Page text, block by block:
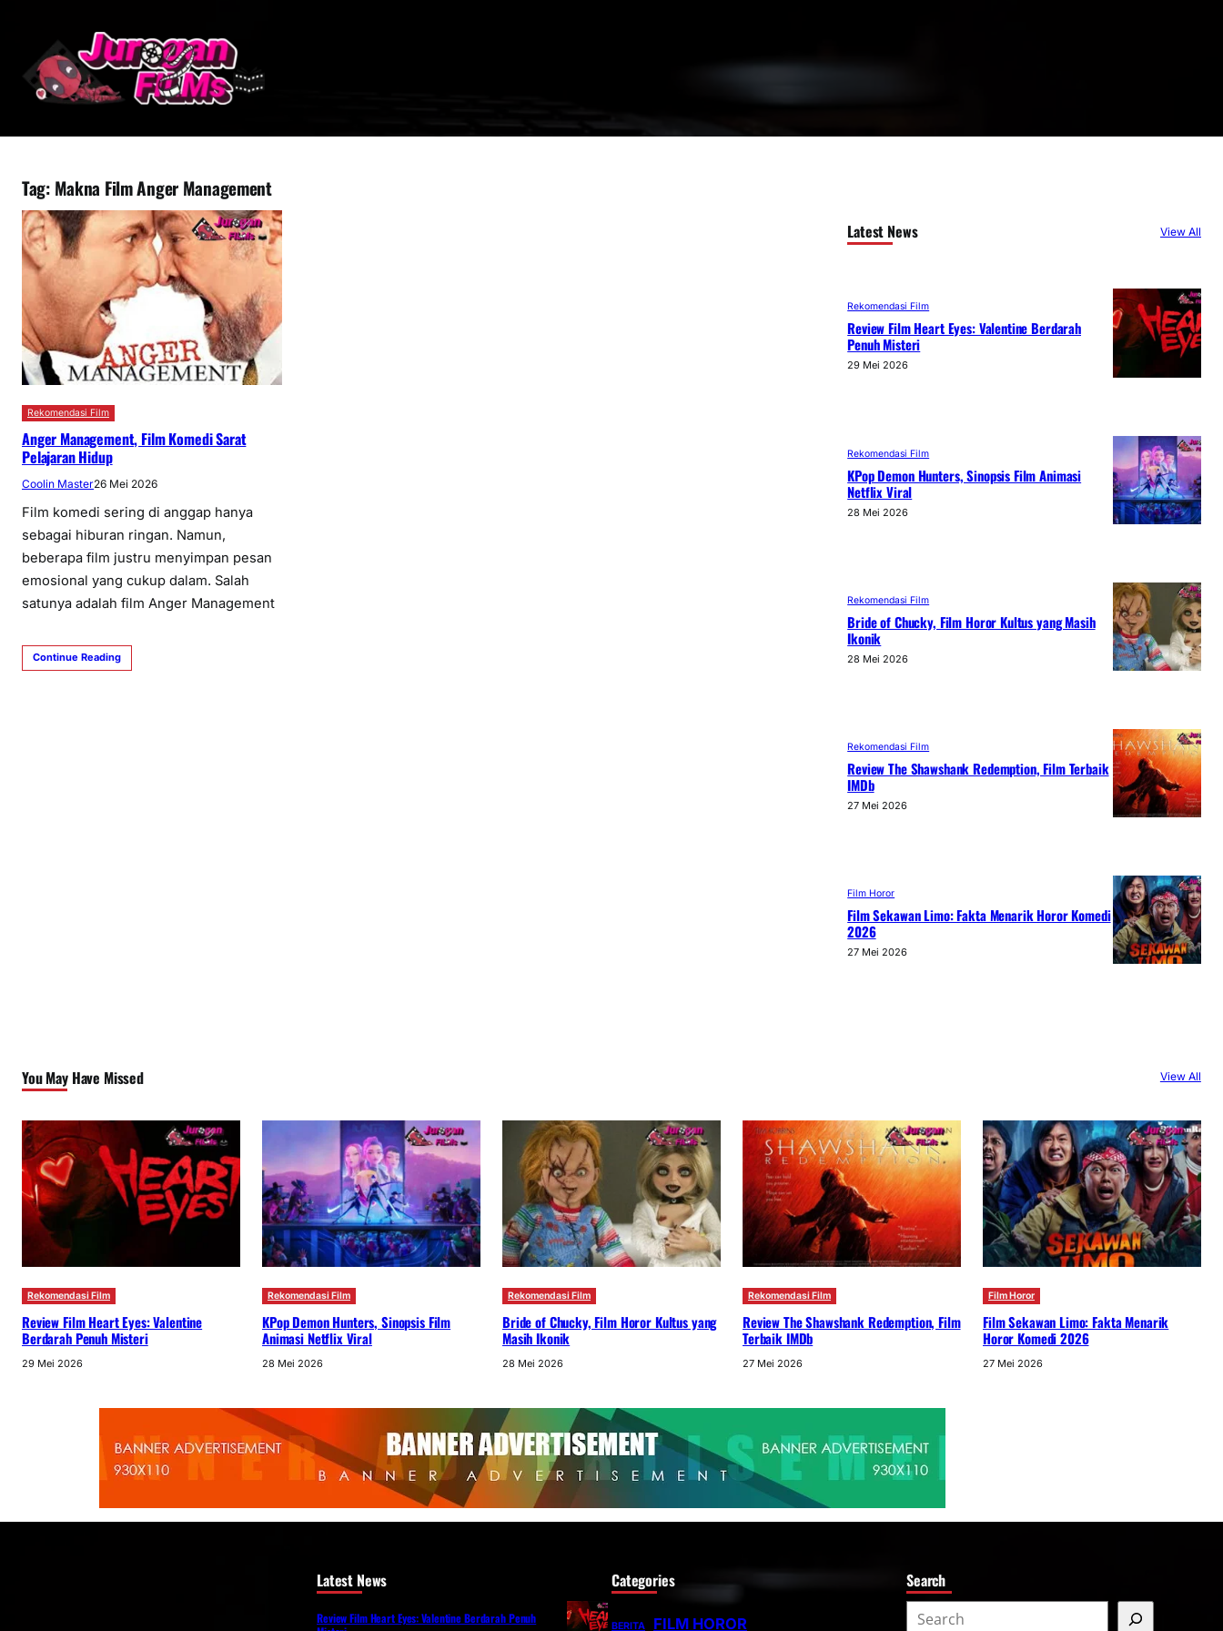
konten
Tag: Makna Film Anger Management
Rekomendasi Film
Anger Management, Film Komedi Sarat
Pelajaran Hidup
Coolin Master26 Mei 2026
Film komedi sering di anggap hanya
sebagai hiburan ringan. Namun,
beberapa film justru menyimpan pesan
emosional yang cukup dalam. Salah
satunya adalah film Anger Management
Continue Reading
Latest News View All
Rekomendasi Film
Review Film Heart Eyes: Valentine Berdarah
Penuh Misteri
29 Mei 2026
Rekomendasi Film
KPop Demon Hunters, Sinopsis Film Animasi
Netflix Viral
28 Mei 2026
Rekomendasi Film
Bride of Chucky, Film Horor Kultus yang Masih
Ikonik
28 Mei 2026
Rekomendasi Film
Review The Shawshank Redemption, Film Terbaik
IMDb
27 Mei 2026
Film Horor
Film Sekawan Limo: Fakta Menarik Horor Komedi
2026
27 Mei 2026
You May Have Missed View All
Rekomendasi Film
Review Film Heart Eyes: Valentine
Berdarah Penuh Misteri
29 Mei 2026
Rekomendasi Film
KPop Demon Hunters, Sinopsis Film
Animasi Netflix Viral
28 Mei 2026
Rekomendasi Film
Bride of Chucky, Film Horor Kultus yang
Masih Ikonik
28 Mei 2026
Rekomendasi Film
Review The Shawshank Redemption, Film
Terbaik IMDb
27 Mei 2026
Film Horor
Film Sekawan Limo: Fakta Menarik
Horor Komedi 2026
27 Mei 2026
Latest News
Review Film Heart Eyes: Valentine Berdarah Penuh
Categories
BERITA FILM HOROR
Search